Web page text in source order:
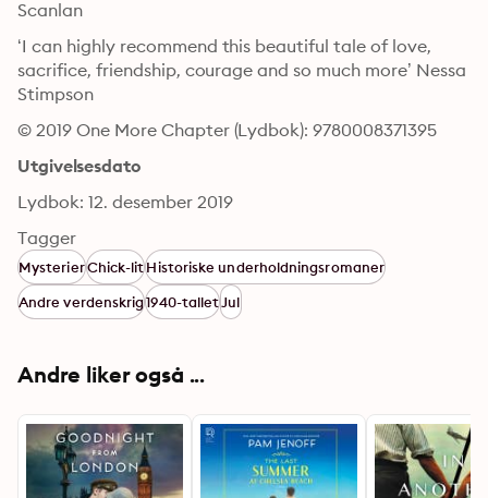
Scanlan
‘I can highly recommend this beautiful tale of love,
sacrifice, friendship, courage and so much more’ Nessa
Stimpson
© 2019 One More Chapter (Lydbok): 9780008371395
Utgivelsesdato
Lydbok: 12. desember 2019
Tagger
MysterierChick-litHistoriske underholdningsromaner
Andre verdenskrig1940-talletJul
Andre liker også ...